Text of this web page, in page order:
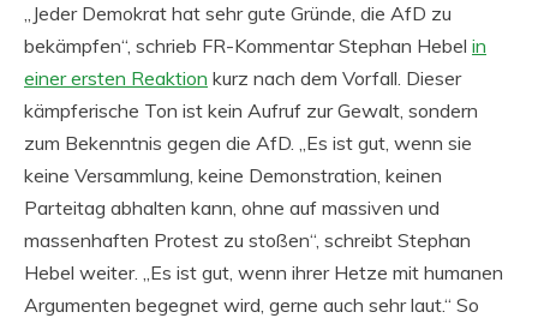
„Jeder Demokrat hat sehr gute Gründe, die AfD zu
bekämpfen“, schrieb FR-Kommentar Stephan Hebel in
einer ersten Reaktion kurz nach dem Vorfall. Dieser
kämpferische Ton ist kein Aufruf zur Gewalt, sondern
zum Bekenntnis gegen die AfD. „Es ist gut, wenn sie
keine Versammlung, keine Demonstration, keinen
Parteitag abhalten kann, ohne auf massiven und
massenhaften Protest zu stoßen“, schreibt Stephan
Hebel weiter. „Es ist gut, wenn ihrer Hetze mit humanen
Argumenten begegnet wird, gerne auch sehr laut.“ So